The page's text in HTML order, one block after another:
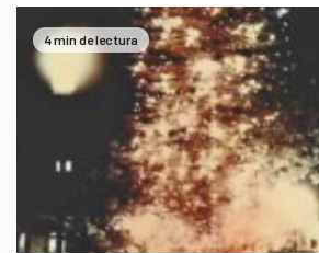
4 min de lectura